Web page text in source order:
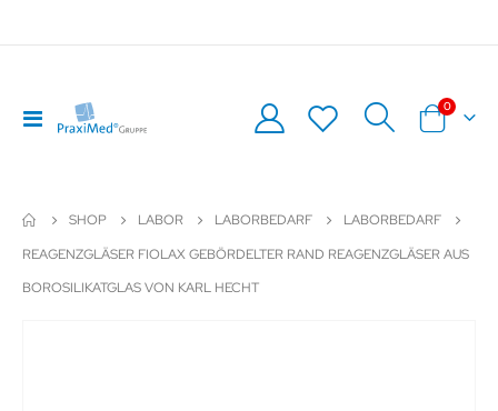
Navigation
umschalten
Warenkorb
0Artikel
SHOP LABOR LABORBEDARF
LABORBEDARF
REAGENZGLÄSER FIOLAX GEBÖRDELTER RAND REAGENZGLÄSER AUS
BOROSILIKATGLAS VON KARL HECHT